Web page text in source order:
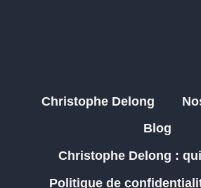
Christophe Delong
Blog
Christophe Delong :
Politique de